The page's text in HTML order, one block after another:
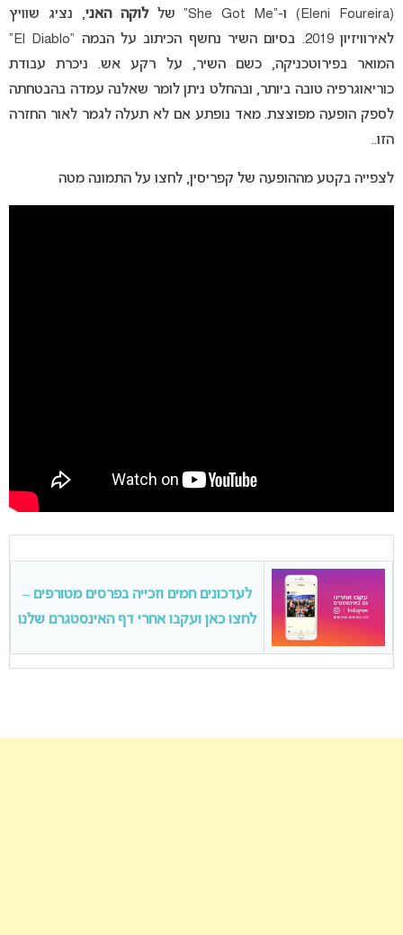
(Eleni Foureira) ו-“She Got Me” של
לוקה האני, נציג שוויץ
לאירוויזיון 2019. בסיום השיר נחשף הכיתוב על הבמה “El Diablo”
המואר בפירוטכניקה, כשם השיר, על רקע אש. ניכרת עבודת
כוריאוגרפיה טובה ביותר, ובהחלט ניתן לומר שאלנה עמדה בהבטחתה
לספק הופעה מפוצצת. מאד נופתע אם לא תעלה לגמר לאור החזרה
הזו..
לצפייה בקטע מההופעה של קפריסין, לחצו על התמונה מטה
לעדכונים חמים וזכייה בפרסים מטורפים –
לחצו כאן ועקבו אחרי דף האינסטגרם שלנו